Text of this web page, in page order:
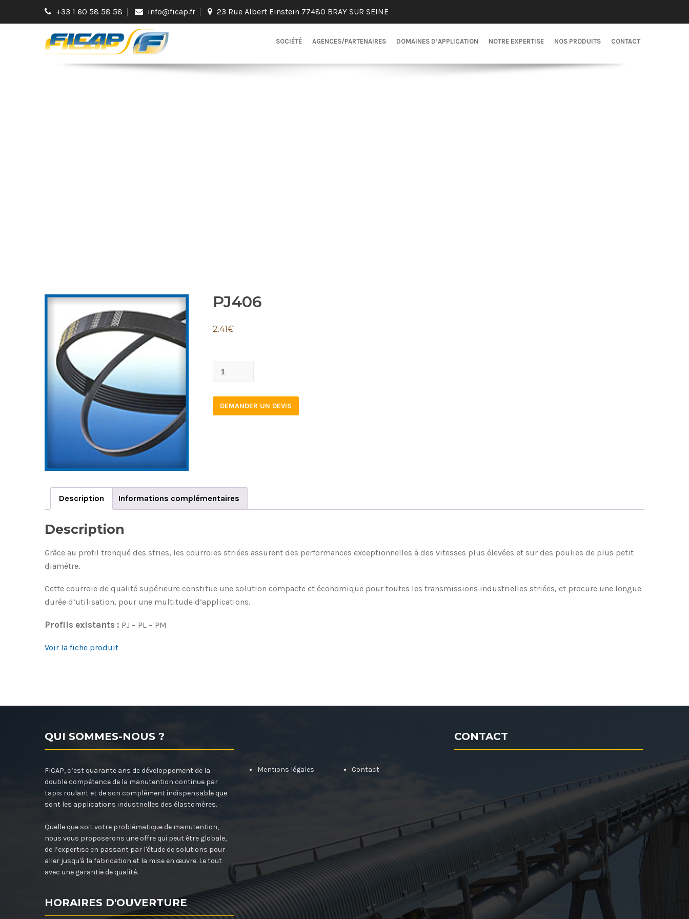
+33 1 60 58 58 58 info@ficap.fr 23 Rue Albert Einstein 77480 BRAY SUR SEINE
SOCIÉTÉ AGENCES/PARTENAIRES DOMAINES D’APPLICATION NOTRE EXPERTISE NOS PRODUITS CONTACT
PJ406
2.41€
PJ406
DEMANDER UN DEVIS
Description Informations complémentaires
Description
Grâce au profil tronqué des stries, les courroies striées assurent des performances exceptionnelles à des vitesses plus élevées et sur des poulies de plus petit
diamètre.
Cette courroie de qualité supérieure constitue une solution compacte et économique pour toutes les transmissions industrielles striées, et procure une longue
durée d’utilisation, pour une multitude d’applications.
Profils existants : PJ – PL – PM
Voir la fiche produit
QUI SOMMES-NOUS ?
FICAP, c’est quarante ans de développement de la
double compétence de la manutention continue par
tapis roulant et de son complément indispensable que
sont les applications industrielles des élastomères.
Quelle que soit votre problématique de manutention,
nous vous proposerons une offre qui peut être globale,
de l’expertise en passant par l'étude de solutions pour
aller jusqu'à la fabrication et la mise en œuvre. Le tout
avec une garantie de qualité.
HORAIRES D'OUVERTURE
Mentions légales Contact
CONTACT